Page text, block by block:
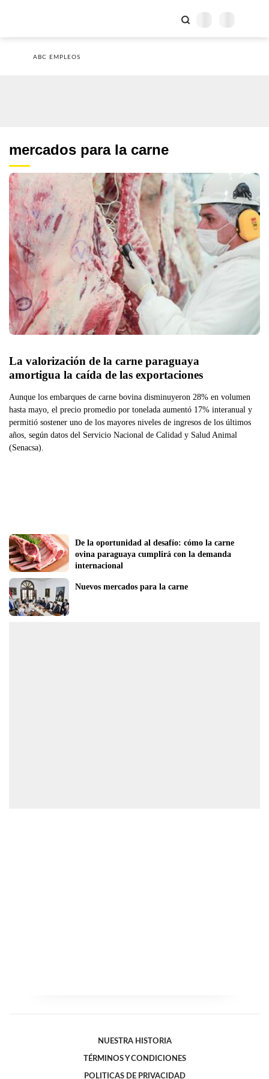
ABC EMPLEOS
mercados para la carne
La valorización de la carne paraguaya
Aunque los embarques de carne bovina disminuyeron 28% en volumen
hasta mayo, el precio promedio por tonelada aumentó 17% interanual y
permitió sostener uno de los mayores niveles de ingresos de los últimos
años, según datos del Servicio Nacional de Calidad y Salud Animal
(Senacsa).
De la oportunidad al desafío: cómo la carne
ovina paraguaya cumplirá con la demanda
Nuevos mercados para la carne
NUESTRA HISTORIA
TÉRMINOS Y CONDICIONES
POLITICAS DE PRIVACIDAD